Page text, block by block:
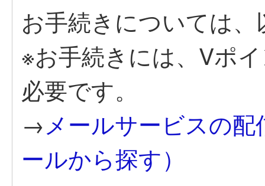
お手続きについては
※お手続きには、Vポ
必要です。
→メールサービスの
ールから探す）